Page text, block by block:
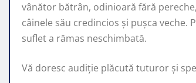
vânător bătrân, odinioară fără
câinele său credincios și pușca
suflet a rămas neschimbată.
Vă doresc audiție plăcută tuturor și